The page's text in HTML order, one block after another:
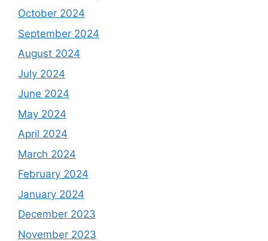
October 2024
September 2024
August 2024
July 2024
June 2024
May 2024
April 2024
March 2024
February 2024
January 2024
December 2023
November 2023